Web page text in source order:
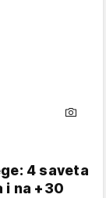
4 saveta
i na +30